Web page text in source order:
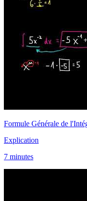
Formule Générale de
Explication
7 minutes